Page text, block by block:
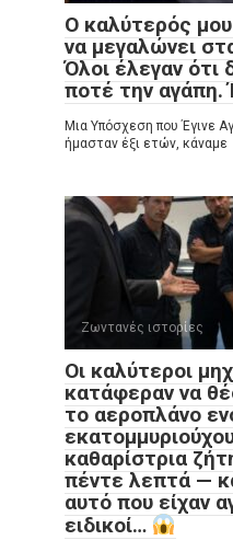
Ο καλύτερός
να μεγαλώνει
Όλοι έλεγαν ότι
ποτέ την αγάπη.
Μια Υπόσχεση που Έγινε
ήμασταν έξι ετών, κάναμε
Ζωντανές ιστορίες
Οι καλύτεροι
κατάφεραν να
το αεροπλάνο
καθαρίστρια
πέντε λεπτά —
αυτό που είχαν
ειδικοί…